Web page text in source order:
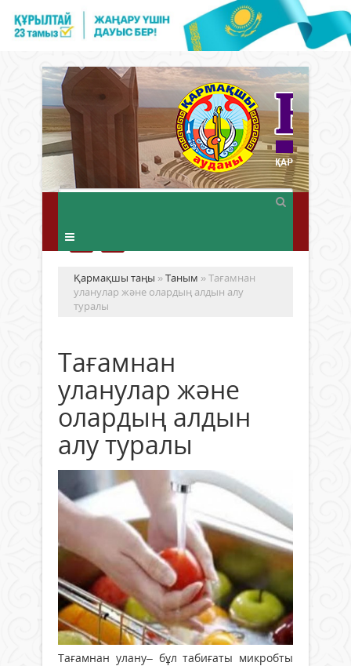
Қармақшы таңы »Таным » Тағамнан
уланулар және олардың алдын алу
туралы
Тағамнан
уланулар және
олардың алдын
алу туралы
Тағамнан улану– бұл табиғаты микробты